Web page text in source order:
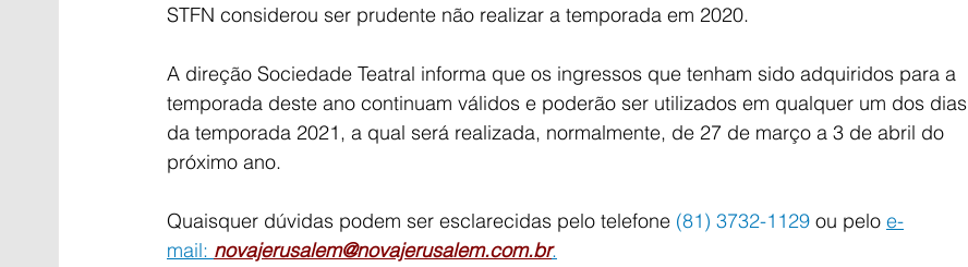
STFN considerou ser prudente não realizar a temporada em 2020.
A direção Sociedade Teatral informa que os ingressos que tenham sido adquiridos para a
temporada deste ano continuam válidos e poderão ser utilizados em qualquer um dos dias
da temporada 2021, a qual será realizada, normalmente, de 27 de março a 3 de abril do
próximo ano.
Quaisquer dúvidas podem ser esclarecidas pelo telefone (81) 3732-1129 ou pelo e-
mail: novajerusalem@novajerusalem.com.br.